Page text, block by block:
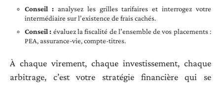
Conseil :analysez les grilles tarifaires et interrogez votre
intermédiaire sur l’existence de frais cachés.
Conseil : évaluez la fiscalité de l’ensemble de vos placements :
PEA, assurance-vie, compte-titres.
À chaque virement, chaque investissement, chaque
arbitrage, c’est votre stratégie financière qui se